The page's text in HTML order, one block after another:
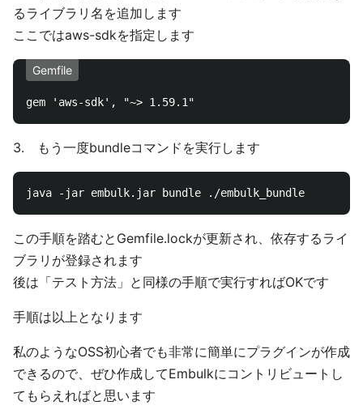
るライブラリ名を追加します
ここではaws-sdkを指定します
Gemfile
3. もう一度bundleコマンドを実行します
この手順を踏むとGemfile.lockが更新され、依存するライ
ブラリが登録されます
後は「テスト方法」と同様の手順で実行すればOKです
手順は以上となります
私のようなOSS初心者でも非常に簡単にプラグインが作成
できるので、ぜひ作成してEmbulkにコントリビュートし
てもらえればと思います